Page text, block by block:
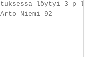
löytyi 3 p
Niemi 92